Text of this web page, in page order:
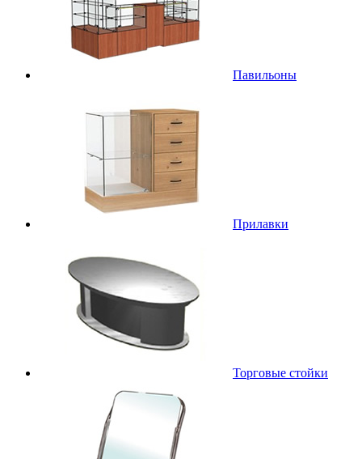
Павильоны
Прилавки
Торговые стойки